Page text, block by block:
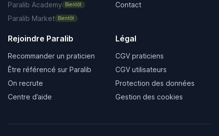
Paralib Academy
Bientôt
Paralib Market Bientôt
Contact
Rejoindre Paralib
Recommander un praticien
Être référencé sur Paralib
On recrute
Centre d’aide
Légal
CGV praticiens
CGV utilisateurs
Protection des données
Gestion des cookies